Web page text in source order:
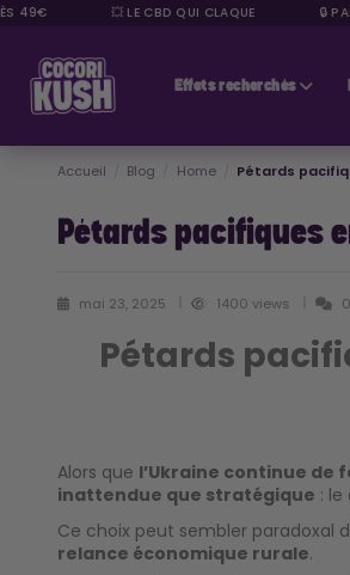
49€ 💥 LE CBD QUI CLAQUE 🔒
Effets recherchés
Accueil Blog Home Pétards
Pétards pacifiques
mai 23, 2025 1400 views
Pétards
Alors que l’Ukraine continue de
inattendue que stratégique :
Ce choix peut sembler paradoxal
relance économique rurale.